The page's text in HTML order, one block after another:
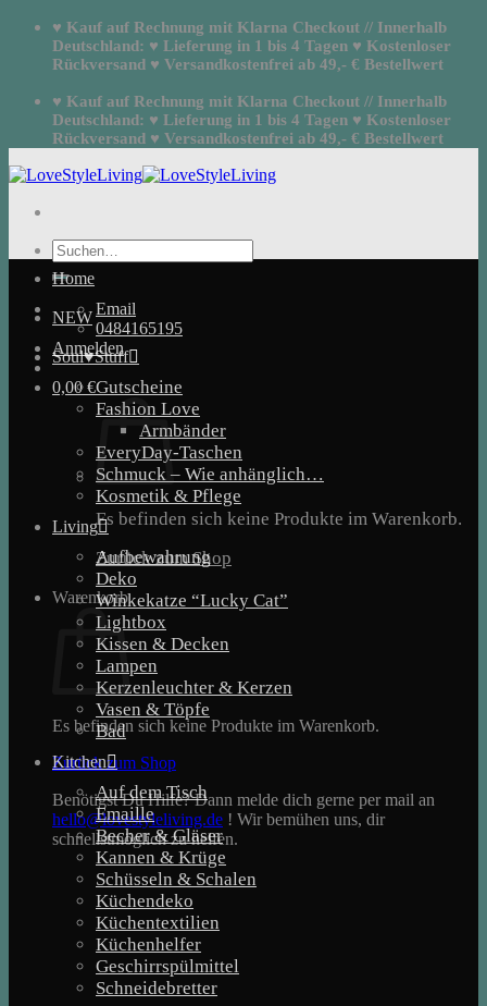
Zum
springen
♥ Kauf auf Rechnung mit Klarna Checkout // Innerhalb
Deutschland: ♥ Lieferung in 1 bis 4 Tagen ♥ Kostenloser
Rückversand ♥ Versandkostenfrei ab 49,- € Bestellwert
♥ Kauf auf Rechnung mit Klarna Checkout // Innerhalb
Deutschland: ♥ Lieferung in 1 bis 4 Tagen ♥ Kostenloser
Rückversand ♥ Versandkostenfrei ab 49,- € Bestellwert
Suchen
nach:
Email
0484165195
Anmelden
0,00€
Es befinden sich keine Produkte im Warenkorb.
Zurück zum Shop
Warenkorb
Es befinden sich keine Produkte im Warenkorb.
Zurück zum Shop
Benötigst Du Hilfe? Dann melde dich gerne per mail an
hello@lovestyleliving.de ! Wir bemühen uns, dir
schnellstmöglich zu helfen.
Home
NEW
Soul♥Stuff
Gutscheine
Fashion Love
Armbänder
EveryDay-Taschen
Schmuck – Wie anhänglich…
Kosmetik & Pflege
Living
Aufbewahrung
Deko
Winkekatze “Lucky Cat”
Lightbox
Kissen & Decken
Lampen
Kerzenleuchter & Kerzen
Vasen & Töpfe
Bad
Kitchen
Auf dem Tisch
Emaille
Becher & Gläser
Kannen & Krüge
Schüsseln & Schalen
Küchendeko
Küchentextilien
Küchenhelfer
Geschirrspülmittel
Schneidebretter